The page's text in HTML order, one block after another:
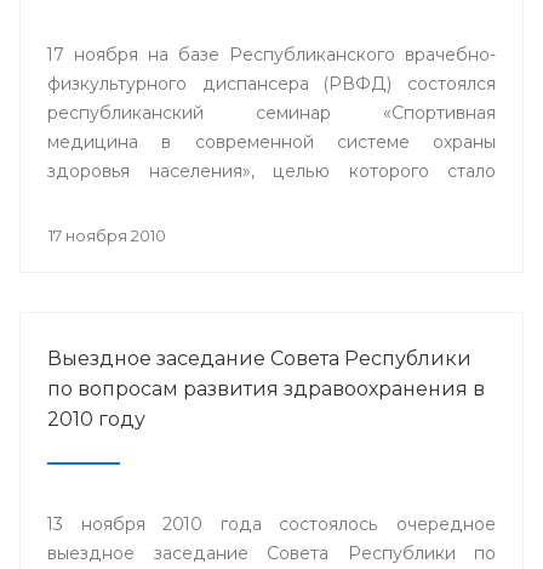
17 ноября на базе Республиканского врачебно-
физкультурного диспансера (РВФД) состоялся
республиканский семинар «Спортивная
медицина в современной системе охраны
здоровья населения», целью которого стало
службы.
17 ноября 2010
Выездное заседание Совета Республики
по вопросам развития здравоохранения в
2010 году
13 ноября 2010 года состоялось очередное
выездное заседание Совета Республики по